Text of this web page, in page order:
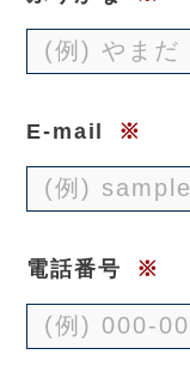
E-mail ※
電話番号 ※